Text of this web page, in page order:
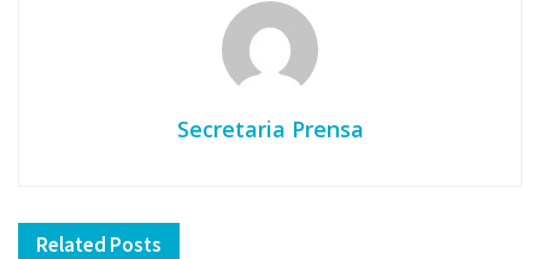
Secretaria Prensa
Related Posts